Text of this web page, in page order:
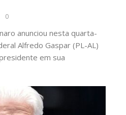
0
anunciou nesta quarta-
Alfredo Gaspar (PL-AL)
em sua